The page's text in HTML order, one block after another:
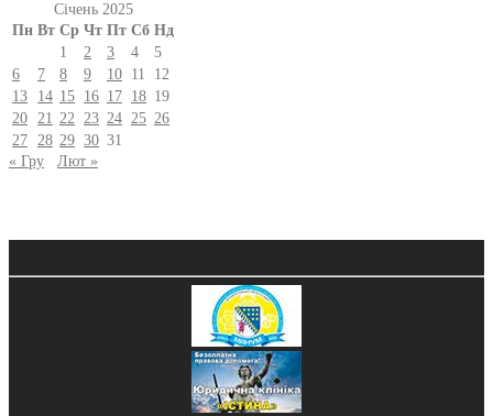
Січень 2025
Пн Вт Ср Чт Пт Сб Нд
1
2 3 4
5
6
7 8 9 10 11
12
13
14 15 16 17 18 19
20 21 22 23 24 25 26
27 28 29 30 31
« Гру
Лют »